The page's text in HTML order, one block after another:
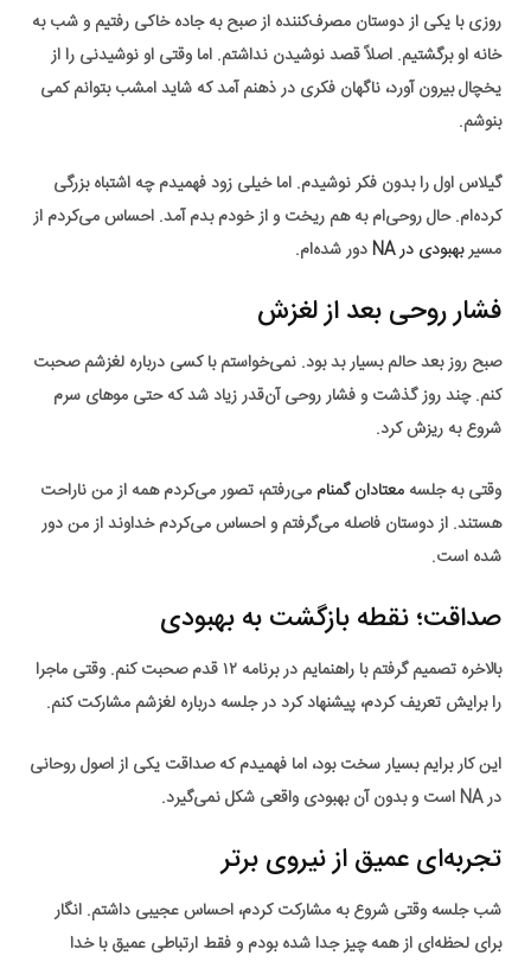
روزی با یکی از دوستان مصرف‌کننده از صبح به جاده خاکی رفتیم و شب به
خانه او برگشتیم. اصلاً قصد نوشیدن نداشتم. اما وقتی او نوشیدنی را از
یخچال بیرون آورد، ناگهان فکری در ذهنم آمد که شاید امشب بتوانم کمی
بنوشم.
گیلاس اول را بدون فکر نوشیدم. اما خیلی زود فهمیدم چه اشتباه بزرگی
کرده‌ام. حال روحی‌ام به هم ریخت و از خودم بدم آمد. احساس می‌کردم از
مسیربهبودی در NA دور شده‌ام.
فشار روحی بعد از لغزش
صبح روز بعد حالم بسیار بد بود. نمی‌خواستم با کسی درباره لغزشم صحبت
کنم. چند روز گذشت و فشار روحی آن‌قدر زیاد شد که حتی موهای سرم
شروع به ریزش کرد.
وقتی به جلسه معتادان گمنام می‌رفتم، تصور می‌کردم همه از من ناراحت
هستند. از دوستان فاصله می‌گرفتم و احساس می‌کردم خداوند از من دور
شده است.
صداقت؛ نقطه بازگشت به بهبودی
بالاخره تصمیم گرفتم با راهنمایم در برنامه ۱۲ قدم
صحبت کنم. وقتی ماجرا
را برایش تعریف کردم، پیشنهاد کرد در جلسه درباره لغزشم مشارکت کنم.
این کار برایم بسیار سخت بود، اما فهمیدم کهصداقت یکی از اصول روحانی
در NA
است و بدون آن بهبودی واقعی شکل نمی‌گیرد.
تجربه‌ای عمیق از نیروی برتر
شب جلسه وقتی شروع به مشارکت کردم، احساس عجیبی داشتم. انگار
برای لحظه‌ای از همه چیز جدا شده بودم و فقط ارتباطی عمیق با خدا